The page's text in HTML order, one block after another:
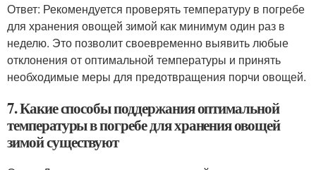
Ответ: Рекомендуется проверять температуру в погребе
для хранения овощей зимой как минимум один раз в
неделю. Это позволит своевременно выявить любые
отклонения от оптимальной температуры и принять
необходимые меры для предотвращения порчи овощей.
7. Какие способы поддержания оптимальной
температуры в погребе для хранения овощей
зимой существуют